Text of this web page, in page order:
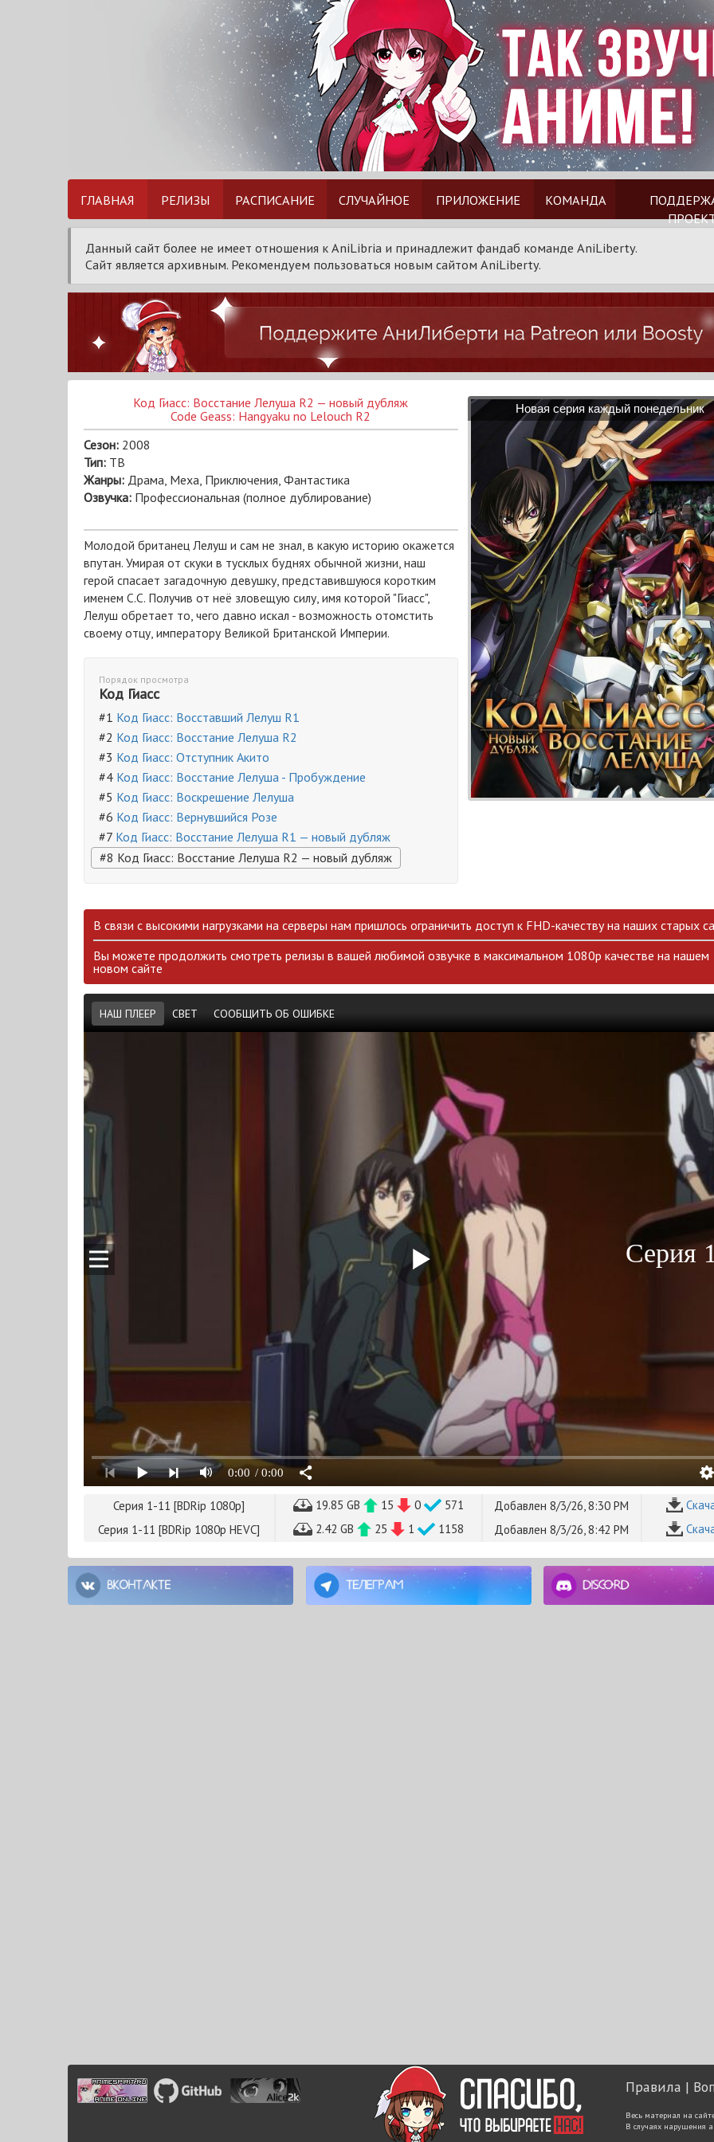
ГЛАВНАЯ РЕЛИЗЫ РАСПИСАНИЕ СЛУЧАЙНОЕ ПРИЛОЖЕНИЕ КОМАНДА
Данный сайт более не имеет отношения к AniLibria и принадлежит фандаб команде AniLiberty.
Сайт является архивным. Рекомендуем пользоваться новым сайтом AniLiberty.
Код Гиасс: Восстание Лелуша R2 — новый дубляж
Code Geass: Hangyaku no Lelouch R2
Сезон:2008
Тип:ТВ
Жанры:Драма, Меха, Приключения, Фантастика
Озвучка:Профессиональная (полное дублирование)
Молодой британец Лелуш и сам не знал, в какую историю окажется
впутан. Умирая от скуки в тусклых буднях обычной жизни, наш
герой спасает загадочную девушку, представившуюся коротким
именем С.С. Получив от неё зловещую силу, имя которой "Гиасс",
Лелуш обретает то, чего давно искал - возможность отомстить
своему отцу, императору Великой Британской Империи.
Порядок просмотра
Код Гиасс
#1 Код Гиасс: Восставший Лелуш R1
#2 Код Гиасс: Восстание Лелуша R2
#3 Код Гиасс: Отступник Акито
#4 Код Гиасс: Восстание Лелуша - Пробуждение
#5 Код Гиасс: Воскрешение Лелуша
#6 Код Гиасс: Вернувшийся Розе
#7 Код Гиасс: Восстание Лелуша R1 — новый дубляж
#8 Код Гиасс: Восстание Лелуша R2 — новый дубляж
Новая серия каждый понедельник
В связи с высокими нагрузками на серверы нам пришлось ограничить доступ к FHD-качеству на наших старых
Вы можете продолжить смотреть релизы в вашей любимой озвучке в максимальном 1080p качестве на нашем
новом сайте
НАШ ПЛЕЕР СВЕТ СООБЩИТЬ ОБ ОШИБКЕ
Серия
0:00 / 0:00
Серия 1-11 [BDRip 1080p] 19.85 GB 15 0 571 Добавлен 8/3/26, 8:30 PM
Серия 1-11 [BDRip 1080p HEVC]
2.42 GB 25 1 1158 Добавлен 8/3/26, 8:42 PM
Правила
Весь материал на
В случаях нарушения